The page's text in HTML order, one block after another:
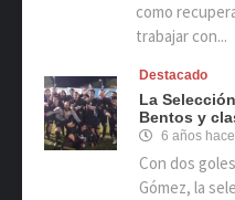
como
trabajar con...
Destacado
La
Bentos y
6 años hace
Con dos
Gómez, la